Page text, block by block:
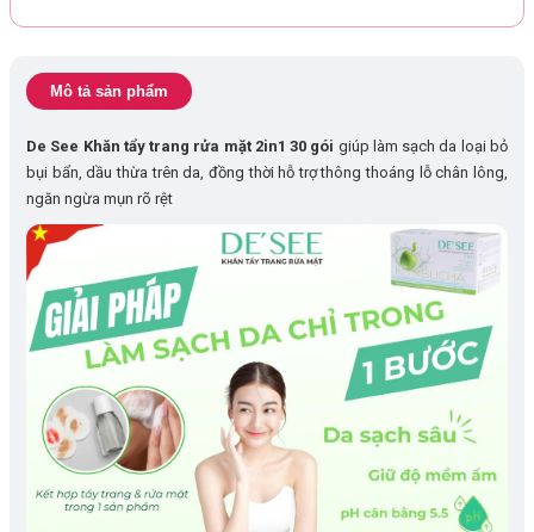
Mô tả sản phẩm
De See Khăn tẩy trang rửa mặt 2in1 30 gói giúp làm sạch da loại bỏ
bụi bẩn, dầu thừa trên da, đồng thời hỗ trợ thông thoáng lỗ chân lông,
ngăn ngừa mụn rõ rệt